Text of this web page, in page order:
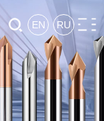
EN RU